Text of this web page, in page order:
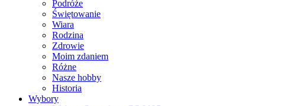
Podróże
Świętowanie
Wiara
Rodzina
Zdrowie
Moim zdaniem
Różne
Nasze hobby
Historia
Wybory